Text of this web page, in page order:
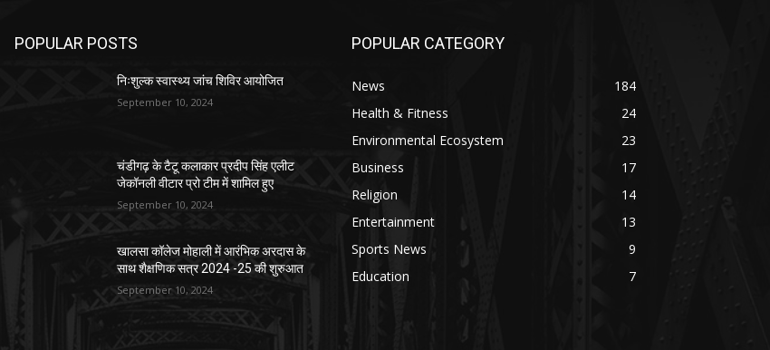
POPULAR POSTS
निःशुल्क स्वास्थ्य जांच शिविर आयोजित
September 10, 2024
चंडीगढ़ के टैटू कलाकार प्रदीप सिंह एलीट
जेकॉनली वीटार प्रो टीम में शामिल हुए
September 10, 2024
खालसा कॉलेज मोहाली में आरंभिक अरदास के
साथ शैक्षणिक सत्र 2024 -25 की शुरुआत
September 10, 2024
POPULAR CATEGORY
News
184
Health & Fitness
24
Environmental Ecosystem
23
Business
17
Religion
14
Entertainment
13
Sports News
9
Education
7